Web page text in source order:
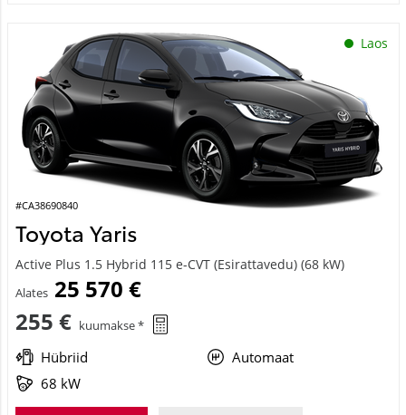
Laos
#CA38690840
Toyota Yaris
Active Plus 1.5 Hybrid 115 e-CVT (Esirattavedu) (68 kW)
Alates 25 570 €
255 € kuumakse *
Hübriid
Automaat
68 kW